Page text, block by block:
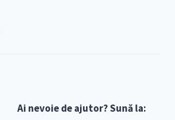
Ai nevoie de ajutor? Sună la: